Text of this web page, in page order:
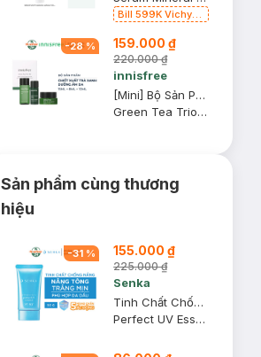
Bill 599K Vichy
trị giá 200K (SL
có hạn)
-28 % 159.000 ₫
220.000 ₫
innisfree
[Mini] Bộ Sản Phẩm Innisfree Dưỡng Ẩm Da Từ Trà Xanh 3 Món
Green Tea Trio Kit
Sản phẩm cùng thương
hiệu
-31 % 155.000 ₫
225.000 ₫
Senka
Tinh Chất Chống Nắng Senka Nâng Tông Sáng Mượt Da Dầu 50g
Perfect UV Essence SPF50+ PA++++